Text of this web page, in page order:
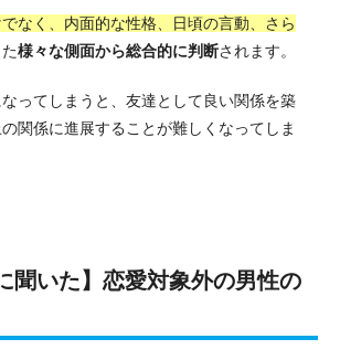
なく、内面的な性格、日頃の言動、さら
様々な側面から総合的に判断されます。
ってしまうと、友達として良い関係を築
関係に進展することが難しくなってしま
聞いた】恋愛対象外の男性の